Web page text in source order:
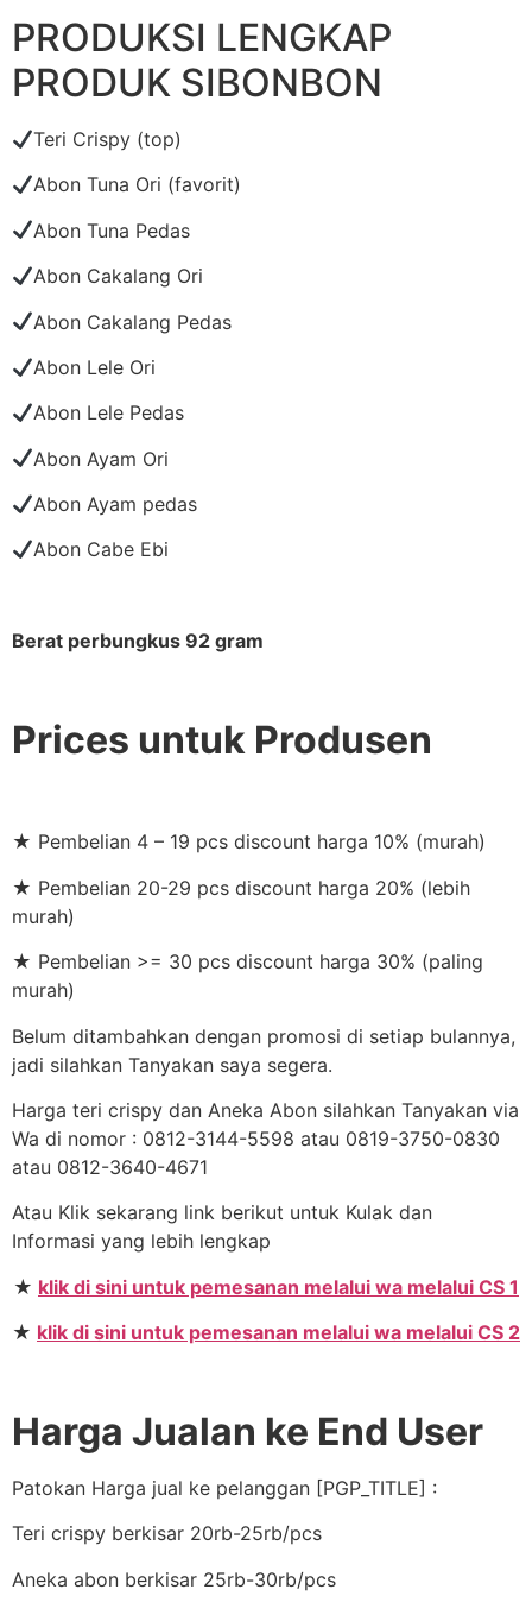
PRODUKSI LENGKAP
PRODUK SIBONBON
Teri Crispy (top)
Abon Tuna Ori (favorit)
Abon Tuna Pedas
Abon Cakalang Ori
Abon Cakalang Pedas
Abon Lele Ori
Abon Lele Pedas
Abon Ayam Ori
Abon Ayam pedas
Abon Cabe Ebi
Berat perbungkus 92 gram
Prices untuk Produsen
★ Pembelian 4 – 19 pcs discount harga 10% (murah)
★ Pembelian 20-29 pcs discount harga 20% (lebih
murah)
★ Pembelian >= 30 pcs discount harga 30% (paling
murah)
Belum ditambahkan dengan promosi di setiap bulannya,
jadi silahkan Tanyakan saya segera.
Harga teri crispy dan Aneka Abon silahkan Tanyakan via
Wa di nomor : 0812-3144-5598 atau 0819-3750-0830
atau 0812-3640-4671
Atau Klik sekarang link berikut untuk Kulak dan
Informasi yang lebih lengkap
★ klik di sini untuk pemesanan melalui wa melalui CS 1
★ klik di sini untuk pemesanan melalui wa melalui CS 2
Harga Jualan ke End User
Patokan Harga jual ke pelanggan [PGP_TITLE] :
Teri crispy berkisar 20rb-25rb/pcs
Aneka abon berkisar 25rb-30rb/pcs